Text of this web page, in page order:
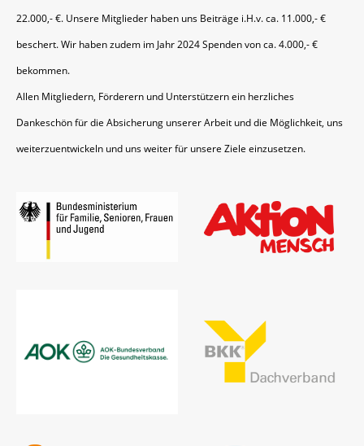
22.000,- €. Unsere Mitglieder haben uns Beiträge i.H.v. ca. 11.000,- €
beschert. Wir haben zudem im Jahr 2024 Spenden von ca. 4.000,- €
bekommen.
Allen Mitgliedern, Förderern und Unterstützern ein herzliches
Dankeschön für die Absicherung unserer Arbeit und die Möglichkeit, uns
weiterzuentwickeln und uns weiter für unsere Ziele einzusetzen.